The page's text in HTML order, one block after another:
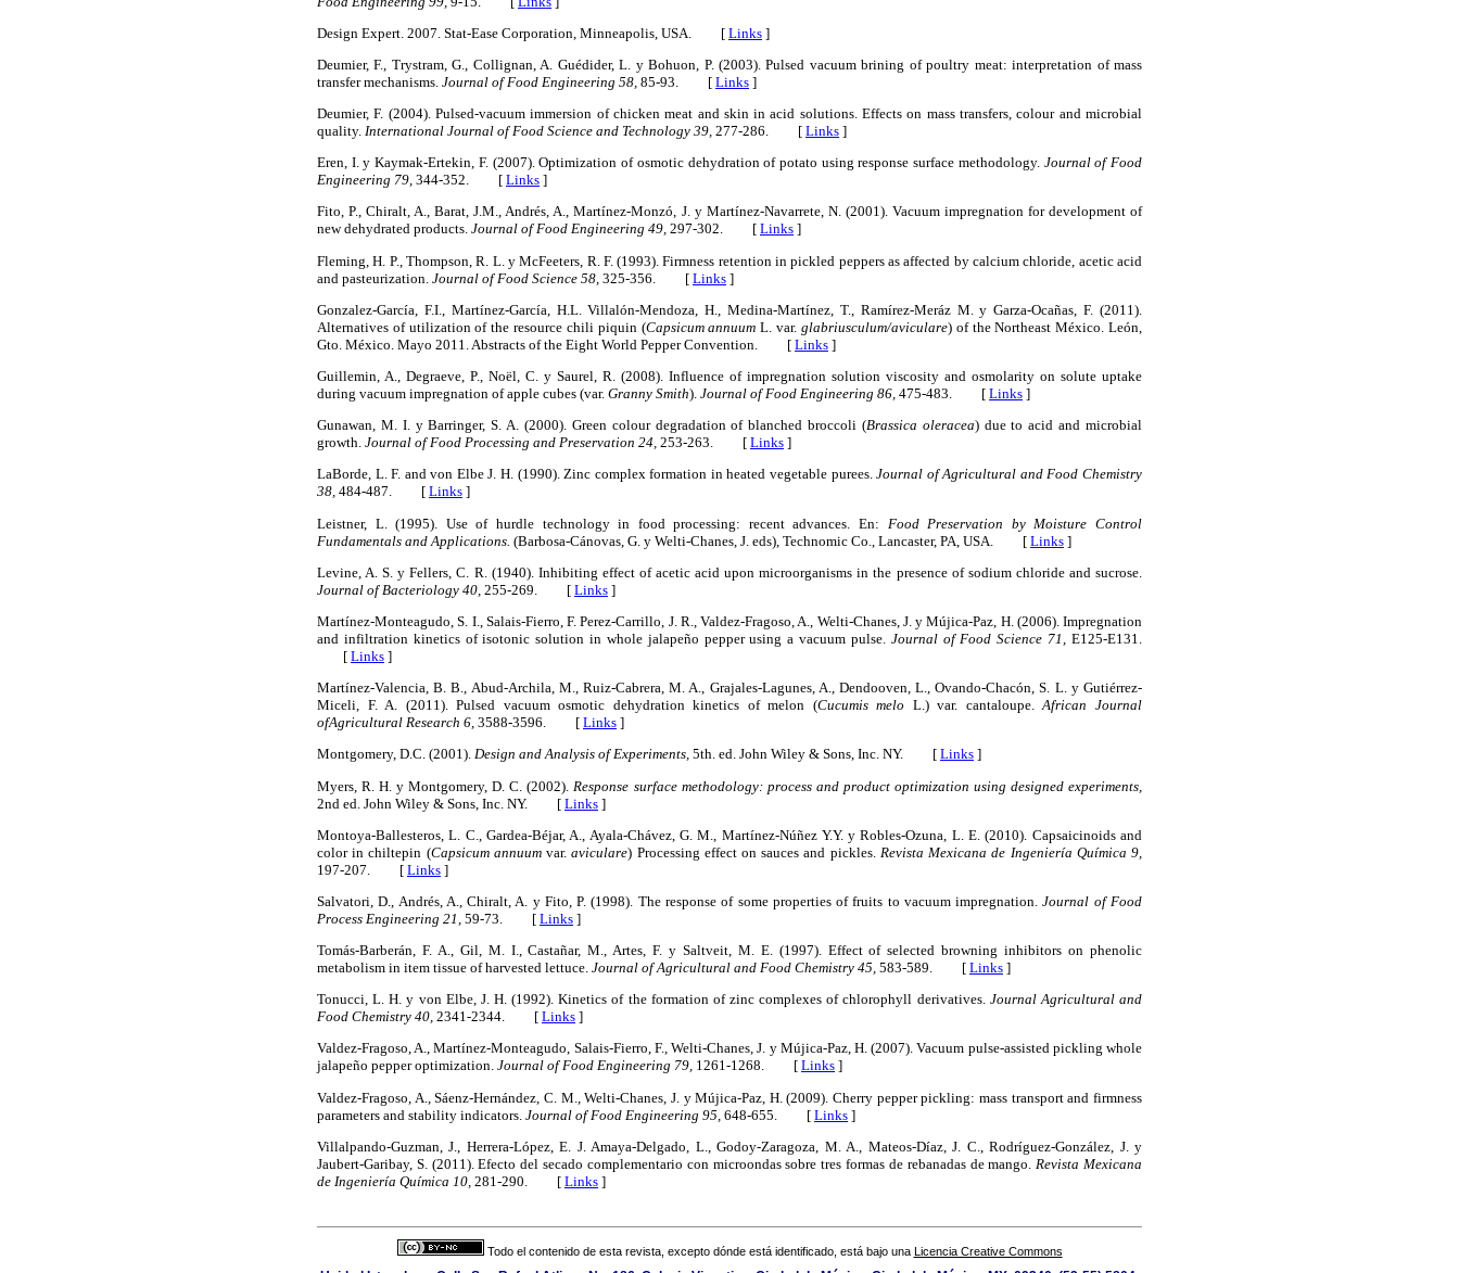
Design Expert. 2007. Stat-Ease Corporation, Minneapolis, USA. [ Links ]
Deumier, F., Trystram, G., Collignan, A. Guédider, L. y Bohuon, P. (2003). Pulsed vacuum brining of poultry meat: interpretation of mass
transfer mechanisms. Journal of Food Engineering 58, 85-93. [ Links ]
Deumier, F. (2004). Pulsed-vacuum immersion of chicken meat and skin in acid solutions. Effects on mass transfers, colour and microbial
quality. International Journal of Food Science and Technology 39, 277-286. [ Links ]
Eren, I. y Kaymak-Ertekin, F. (2007). Optimization of osmotic dehydration of potato using response surface methodology. Journal of Food
Engineering 79, 344-352. [ Links ]
Fito, P., Chiralt, A., Barat, J.M., Andrés, A., Martínez-Monzó, J. y Martínez-Navarrete, N. (2001). Vacuum impregnation for development of
new dehydrated products. Journal of Food Engineering 49, 297-302. [ Links ]
Fleming, H. P., Thompson, R. L. y McFeeters, R. F. (1993). Firmness retention in pickled peppers as affected by calcium chloride, acetic acid
and pasteurization. Journal of Food Science 58, 325-356. [ Links ]
Gonzalez-García, F.I., Martínez-García, H.L. Villalón-Mendoza, H., Medina-Martínez, T., Ramírez-Meráz M. y Garza-Ocañas, F. (2011).
Alternatives of utilization of the resource chili piquin (Capsicum annuum L. var. glabriusculum/aviculare) of the Northeast México. León,
Gto. México. Mayo 2011. Abstracts of the Eight World Pepper Convention. [ Links ]
Guillemin, A., Degraeve, P., Noël, C. y Saurel, R. (2008). Influence of impregnation solution viscosity and osmolarity on solute uptake
during vacuum impregnation of apple cubes (var. Granny Smith). Journal of Food Engineering 86, 475-483. [ Links ]
Gunawan, M. I. y Barringer, S. A. (2000). Green colour degradation of blanched broccoli (Brassica oleracea) due to acid and microbial
growth. Journal of Food Processing and Preservation 24, 253-263. [ Links ]
LaBorde, L. F. and von Elbe J. H. (1990). Zinc complex formation in heated vegetable purees.Journal of Agricultural and Food Chemistry
38, 484-487. [ Links ]
Leistner, L. (1995). Use of hurdle technology in food processing: recent advances. En: Food Preservation by Moisture Control
Fundamentals and Applications. (Barbosa-Cánovas, G. y Welti-Chanes, J. eds), Technomic Co., Lancaster, PA, USA. [ Links ]
Levine, A. S. y Fellers, C. R. (1940). Inhibiting effect of acetic acid upon microorganisms in the presence of sodium chloride and sucrose.
Journal of Bacteriology 40, 255-269. [ Links ]
Martínez-Monteagudo, S. I., Salais-Fierro, F. Perez-Carrillo, J. R., Valdez-Fragoso, A., Welti-Chanes, J. y Mújica-Paz, H. (2006). Impregnation
and infiltration kinetics of isotonic solution in whole jalapeño pepper using a vacuum pulse. Journal of Food Science 71,
E125-E131.
[ Links ]
Martínez-Valencia, B. B., Abud-Archila, M., Ruiz-Cabrera, M. A., Grajales-Lagunes, A., Dendooven, L., Ovando-Chacón, S. L. y Gutiérrez-
Miceli, F. A. (2011). Pulsed vacuum osmotic dehydration kinetics of melon (Cucumis melo L.) var. cantaloupe.African Journal
ofAgricultural Research 6, 3588-3596. [ Links ]
Montgomery, D.C. (2001). Design and Analysis of Experiments, 5th. ed. John Wiley & Sons, Inc. NY. [ Links ]
Myers, R. H. y Montgomery, D. C. (2002). Response surface methodology: process and product optimization using designed experiments,
2nd ed. John Wiley & Sons, Inc. NY. [ Links ]
Montoya-Ballesteros, L. C., Gardea-Béjar, A., Ayala-Chávez, G. M., Martínez-Núñez Y.Y. y Robles-Ozuna, L. E. (2010). Capsaicinoids and
color in chiltepin (Capsicum annuumvar.aviculare) Processing effect on sauces and pickles. Revista Mexicana de Ingeniería Química 9,
197-207. [ Links ]
Salvatori, D., Andrés, A., Chiralt, A. y Fito, P. (1998). The response of some properties of fruits to vacuum impregnation.Journal of Food
Process Engineering 21, 59-73. [ Links ]
Tomás-Barberán, F. A., Gil, M. I., Castañar, M., Artes, F. y Saltveit, M. E. (1997). Effect of selected browning inhibitors on phenolic
metabolism in item tissue of harvested lettuce. Journal of Agricultural and Food Chemistry 45, 583-589. [ Links ]
Tonucci, L. H. y von Elbe, J. H. (1992). Kinetics of the formation of zinc complexes of chlorophyll derivatives. Journal Agricultural and
Food Chemistry 40, 2341-2344. [ Links ]
Valdez-Fragoso, A., Martínez-Monteagudo, Salais-Fierro, F., Welti-Chanes, J. y Mújica-Paz, H. (2007). Vacuum pulse-assisted pickling whole
jalapeño pepper optimization. Journal of Food Engineering 79, 1261-1268. [ Links ]
Valdez-Fragoso, A., Sáenz-Hernández, C. M., Welti-Chanes, J. y Mújica-Paz, H. (2009). Cherry pepper pickling: mass transport and firmness
parameters and stability indicators. Journal of Food Engineering 95, 648-655. [ Links ]
Villalpando-Guzman, J., Herrera-López, E. J. Amaya-Delgado, L., Godoy-Zaragoza, M. A., Mateos-Díaz, J. C., Rodríguez-González, J. y
Jaubert-Garibay, S. (2011). Efecto del secado complementario con microondas sobre tres formas de rebanadas de mango. Revista Mexicana
de Ingeniería Química 10, 281-290. [ Links ]
Todo el contenido de esta revista, excepto dónde está identificado, está bajo una Licencia Creative Commons